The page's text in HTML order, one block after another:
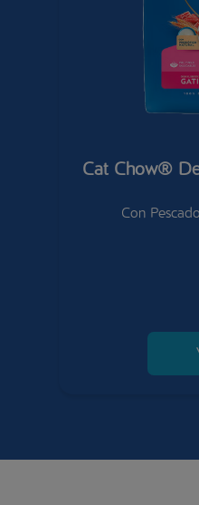
Cat Chow®
Con